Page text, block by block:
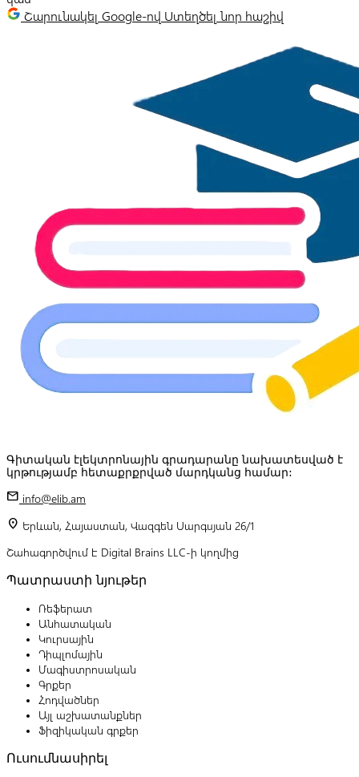
Շարունակել Google-ով Ստեղծել նոր հաշիվ
Գիտական էլեկտրոնային գրադարանը նախատեսված է
կրթությամբ հետաքրքրված մարդկանց համար:
mail info@elib.am
location_on Երևան, Հայաստան, Վազգեն Սարգսյան 26/1
Շահագործվում է Digital Brains LLC-ի կողմից
Պատրաստի նյութեր
Ռեֆերատ
Անհատական
Կուրսային
Դիպլոմային
Մագիստրոսական
Գրքեր
Հոդվածներ
Այլ աշխատանքներ
Ֆիզիկական գրքեր
Ուսումնասիրել